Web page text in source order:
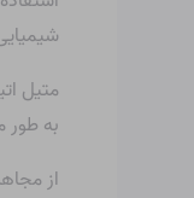
متیل
به طور
از